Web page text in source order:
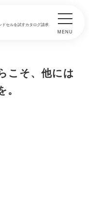
ドセルを試すカタログ請求
MENU
こそ、他には